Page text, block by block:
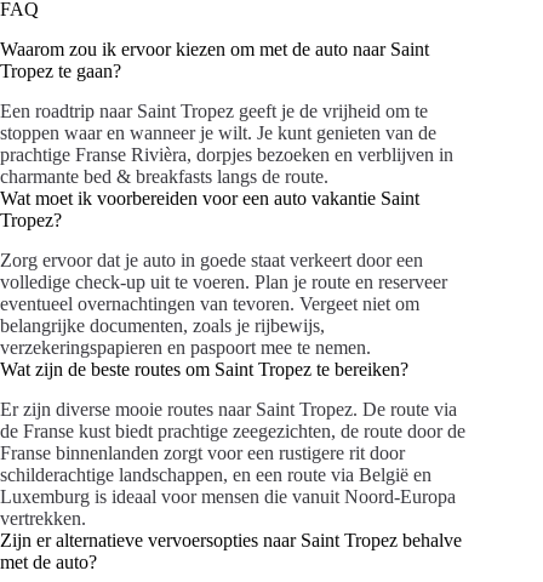
FAQ
Waarom zou ik ervoor kiezen om met de auto naar Saint
Tropez te gaan?
Een roadtrip naar Saint Tropez geeft je de vrijheid om te
stoppen waar en wanneer je wilt. Je kunt genieten van de
prachtige Franse Rivièra, dorpjes bezoeken en verblijven in
charmante bed & breakfasts langs de route.
Wat moet ik voorbereiden voor een auto vakantie Saint
Tropez?
Zorg ervoor dat je auto in goede staat verkeert door een
volledige check-up uit te voeren. Plan je route en reserveer
eventueel overnachtingen van tevoren. Vergeet niet om
belangrijke documenten, zoals je rijbewijs,
verzekeringspapieren en paspoort mee te nemen.
Wat zijn de beste routes om Saint Tropez te bereiken?
Er zijn diverse mooie routes naar Saint Tropez. De route via
de Franse kust biedt prachtige zeegezichten, de route door de
Franse binnenlanden zorgt voor een rustigere rit door
schilderachtige landschappen, en een route via België en
Luxemburg is ideaal voor mensen die vanuit Noord-Europa
vertrekken.
Zijn er alternatieve vervoersopties naar Saint Tropez behalve
met de auto?